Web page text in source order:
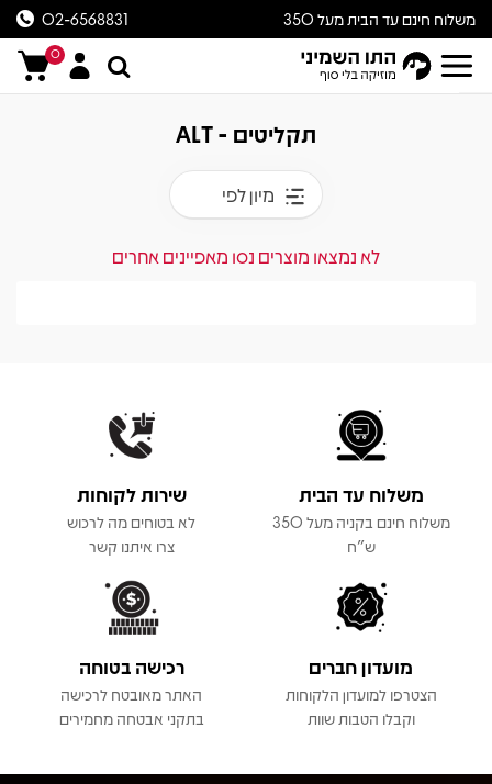
משלוח חינם עד הבית מעל 350
ש״ח
02-6568831
0
תקליטים - ALT
מיון לפי
לא נמצאו מוצרים נסו מאפיינים אחרים
משלוח עד הבית
משלוח חינם בקניה מעל 350
ש"ח
שירות לקוחות
לא בטוחים מה לרכוש
צרו איתנו קשר
מועדון חברים
הצטרפו למועדון הלקוחות
וקבלו הטבות שוות
רכישה בטוחה
האתר מאובטח לרכישה
בתקני אבטחה מחמירים